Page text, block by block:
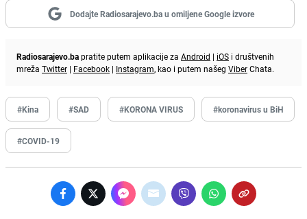
Dodajte Radiosarajevo.ba u omiljene Google izvore
Radiosarajevo.bapratite putem aplikacije za Android | iOS i društvenih
mreža Twitter | Facebook | Instagram, kao i putem našeg ViberChata.
#Kina #SAD #KORONA VIRUS #koronavirus u BiH
#COVID-19